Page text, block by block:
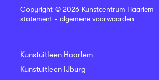
Copyright © 2026 Kunstcentrum Haarlem -
statement - algemene voorwaarden
Kunstuitleen Haarlem
Kunstuitleen IJburg